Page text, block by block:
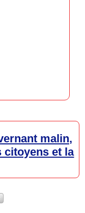
malin,
citoyens et la